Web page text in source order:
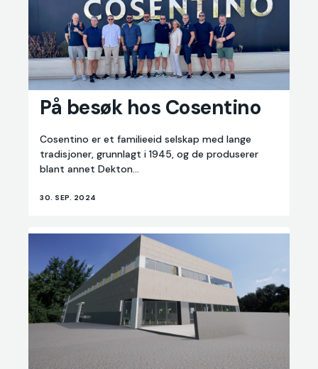
På
besøk
hosPå besøk hos Cosentino
Cosentino er et familieeid selskap med lange
tradisjoner, grunnlagt i 1945, og de produserer
blant annet Dekton...
30. SEP. 2024